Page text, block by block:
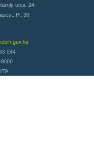
utca. 24.
Pf. 30.
244